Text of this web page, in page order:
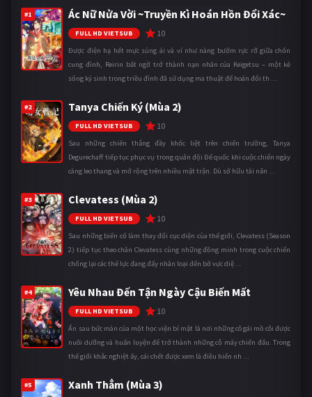
#1 Ác Nữ Nửa Vời ~Truyền Kì Hoán Hồn Đổi Xác~
FULL HD VIETSUB 10
Được điện hạ hết mực sủng ái và ví như nàng bướm rực rỡ giữa chốn
cung đình, Reirin bất ngờ trở thành nạn nhân của Keigetsu – một kẻ
sống ký sinh trong triều đình đã sử dụng ma thuật để hoán đổi th ...
#2 Tanya Chiến Ký (Mùa 2)
FULL HD VIETSUB 10
Sau những chiến thắng đầy khốc liệt trên chiến trường, Tanya
Degurechaff tiếp tục phục vụ trong quân đội Đế quốc khi cuộc chiến ngày
càng leo thang và mở rộng trên nhiều mặt trận. Dù sở hữu tài năn ...
#3 Clevatess (Mùa 2)
FULL HD VIETSUB 10
Sau những biến cố làm thay đổi cục diện của thế giới, Clevatess (Season
2) tiếp tục theo chân Clevatess cùng những đồng minh trong cuộc chiến
chống lại các thế lực đang đẩy nhân loại đến bờ vực diệ ...
#4 Yêu Nhau Đến Tận Ngày Cậu Biến Mất
FULL HD VIETSUB 10
Ẩn sau bức màn của một học viện bí mật là nơi những cô gái mồ côi được
nuôi dưỡng và huấn luyện để trở thành những cỗ máy chiến đấu. Trong
thế giới khắc nghiệt ấy, cái chết được xem là điều hiển nh ...
#5 Xanh Thẳm (Mùa 3)